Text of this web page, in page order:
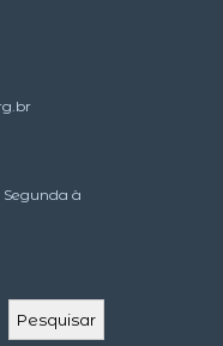
à
Pesquisar